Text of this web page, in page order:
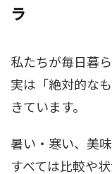
ラ
私たちが毎日暮
実は「絶対的な
きています。
暑い・寒い、美
すべては比較や